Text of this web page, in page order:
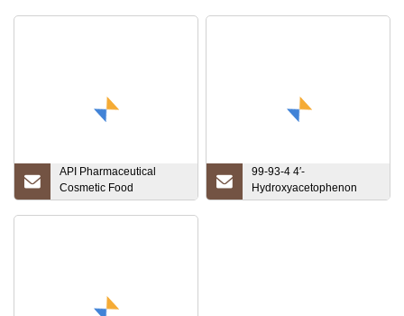
API Pharmaceutical
Cosmetic Food
Gradecas104-29-0
99-93-4 4′-
Hydroxyacetophenon
CAS-Nr.: 99-93-4